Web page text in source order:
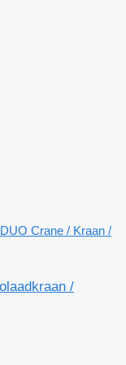
Crane / Kraan /
/